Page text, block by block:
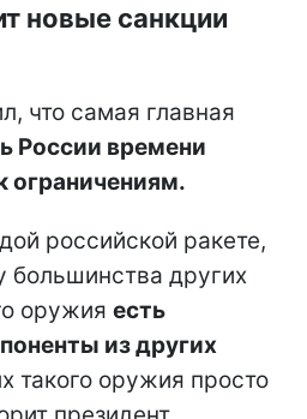
новые санкции
что самая главная
России времени
ограничениям.
российской ракете,
большинства других
оружия есть
из других
такого оружия просто